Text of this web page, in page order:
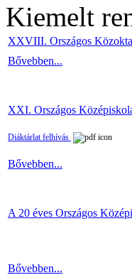
Kiemelt
XXVIII. Országos
Bővebben...
XXI. Országos
Diáktárlat felhívás
Bővebben...
A 20 éves Országos
Bővebben...